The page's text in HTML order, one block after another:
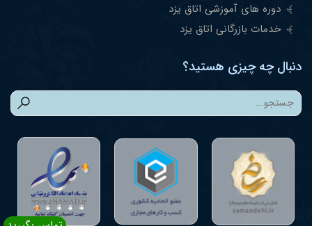
دوره های آموزشی اتاق یزد
خدمات بازرگانی اتاق یزد
دنبال چه چیزی هستید؟